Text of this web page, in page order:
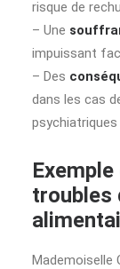
risque de
– Une
impuissant
– Des
dans les cas
psychiatriques
troubles
Mademoiselle